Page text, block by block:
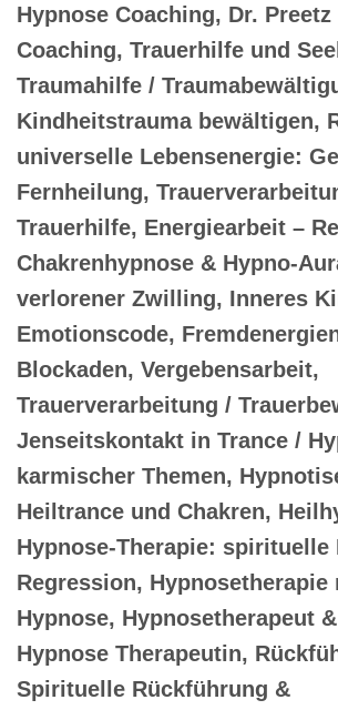
Hypnose Coaching, Dr. Preetz
Coaching, Trauerhilfe und
Traumahilfe /
Kindheitstrauma bewältigen,
universelle Lebensenergie:
Fernheilung,
Trauerhilfe, Energiearbeit –
Chakrenhypnose & Hypno-
verlorener Zwilling, Inneres
Emotionscode,
Blockaden, Vergebensarbeit,
Trauerverarbeitung /
Jenseitskontakt in Trance /
karmischer Themen,
Heiltrance und Chakren,
Hypnose-Therapie: spirituelle
Regression, Hypnosetherapie
Hypnose, Hypnosetherapeut
Hypnose Therapeutin,
Spirituelle Rückführung &